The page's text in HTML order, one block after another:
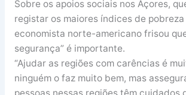
Sobre os apoios sociais nos Açores,
registar os maiores índices de pobreza
economista norte-americano frisou
segurança” é importante.
“Ajudar as regiões com carências é
ninguém o faz muito bem, mas